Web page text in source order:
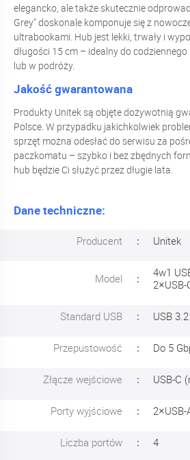
elegancko, ale także skutecznie
Grey” doskonale komponuje się z
ultrabookami. Hub jest lekki, trwały i
długości 15 cm – idealny do
lub w podróży.
Jakość gwarantowana
Produkty Unitek są objęte dożywotnią
Polsce. W przypadku jakichkolwiek
sprzęt można odesłać do serwisu za
paczkomatu – szybko i bez zbędnych
hub będzie Ci służyć przez długie lata.
Dane techniczne:
Producent Unitek
Model
4w1
2×USB-
Standard USB USB
Przepustowość Do 5
Złącze wejściowe USB-C
Porty wyjściowe 2×USB-
Liczba portów 4